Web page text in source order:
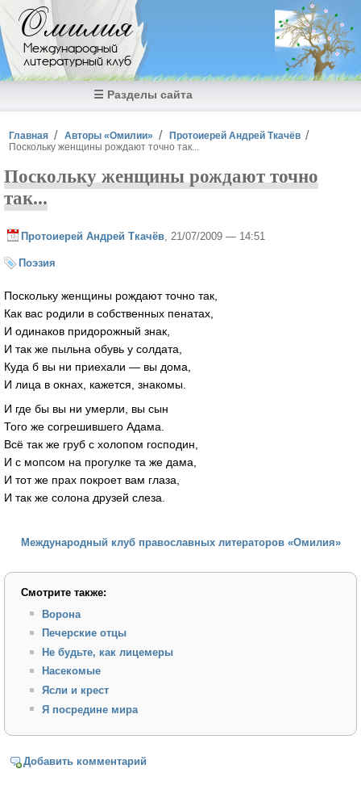
Перейти к основному содержанию
Омилия
Международный
литературный клуб
☰ Разделы сайта
Вы здесь
Главная Авторы «Омилии»
Протоиерей Андрей Ткачёв
Поскольку женщины рождают точно так...
Поскольку женщины рождают точно
так...
Протоиерей Андрей Ткачёв , 21/07/2009 — 14:51
Поэзия
Поскольку женщины рождают точно так,
Как вас родили в собственных пенатах,
И одинаков придорожный знак,
И так же пыльна обувь у солдата,
Куда б вы ни приехали — вы дома,
И лица в окнах, кажется, знакомы.
И где бы вы ни умерли, вы сын
Того же согрешившего Адама.
Всё так же груб с холопом господин,
И с мопсом на прогулке та же дама,
И тот же прах покроет вам глаза,
И так же солона друзей слеза.
Международный клуб православных литераторов «Омилия»
Смотрите также:
Ворона
Печерские отцы
Не будьте, как лицемеры
Насекомые
Ясли и крест
Я посредине мира
Добавить комментарий